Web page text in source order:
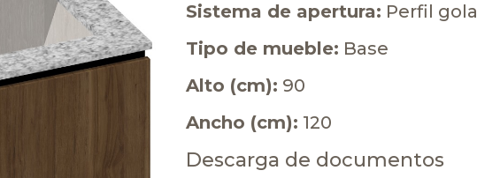
Sistema de apertura: Perfil gola
Tipo de mueble: Base
Alto (cm): 90
Ancho (cm): 120
Descarga de documentos